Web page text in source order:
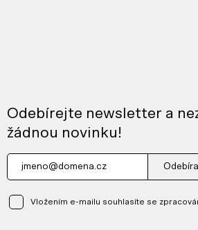
Odebírejte newsletter a
žádnou novinku!
Vložením e-mailu souhlasíte se